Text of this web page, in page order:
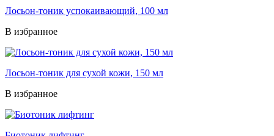
Лосьон-тоник успокаивающий, 100 мл
В избранное
Лосьон-тоник для сухой кожи, 150 мл
В избранное